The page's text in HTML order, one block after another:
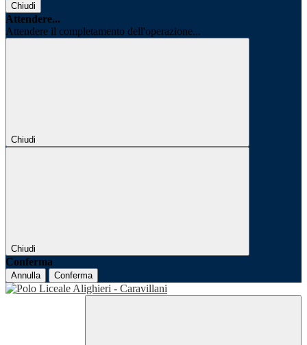
Chiudi
Attendere...
Attendere il completamento dell'operazione...
Chiudi
Chiudi
Conferma
Annulla Conferma